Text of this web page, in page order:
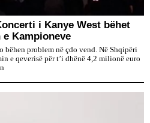
i Kanye West bëhet
Kampioneve
bëhen problem në çdo vend. Në Shqipëri
e qeverisë për t’i dhënë 4,2 milionë euro